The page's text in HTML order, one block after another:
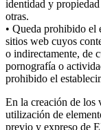
identidad y
otras.
• Queda prohibido el
sitios web cuyos
o indirectamente, de
pornografía o
prohibido el
En la creación de los
utilización de
previo y expreso de